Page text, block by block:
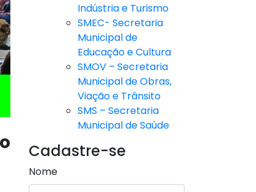
Indústria e Turismo
SMEC- Secretaria
Municipal de
Educação e Cultura
SMOV – Secretaria
Municipal de Obras,
Viação e Trânsito
SMS – Secretaria
Municipal de Saúde
Cadastre-se
Nome